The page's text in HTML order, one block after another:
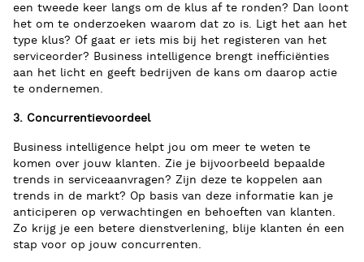
een tweede keer langs om de klus af te ronden? Dan loont
het om te onderzoeken waarom dat zo is. Ligt het aan het
type klus? Of gaat er iets mis bij het registeren van het
serviceorder? Business intelligence brengt inefficiënties
aan het licht en geeft bedrijven de kans om daarop actie
te ondernemen.
3. Concurrentievoordeel
Business intelligence helpt jou om meer te weten te
komen over jouw klanten. Zie je bijvoorbeeld bepaalde
trends in serviceaanvragen? Zijn deze te koppelen aan
trends in de markt? Op basis van deze informatie kan je
anticiperen op verwachtingen en behoeften van klanten.
Zo krijg je een betere dienstverlening, blije klanten én een
stap voor op jouw concurrenten.